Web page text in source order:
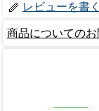
レビューを書く
商品についての